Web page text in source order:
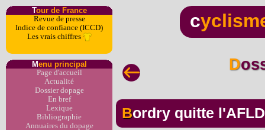
Tour de France
Revue de presse
Indice de confiance (ICCD)
Les vrais chiffres
Menu principal
Page d'accueil
Actualité
Dossier dopage
En bref
Lexique
Bibliographie
Annuaires du dopage
c
Bordry quitte